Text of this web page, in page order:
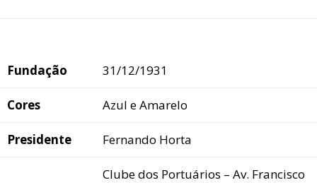
Fundação 31/12/1931
Cores Azul e Amarelo
Presidente Fernando Horta
Clube dos Portuários – Av. Francisco